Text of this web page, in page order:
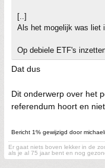
[..]
Als het mogelijk was liet
Op debiele ETF's
Dat dus
Dit onderwerp over het
referendum hoort en
Bericht 1% gewijzigd door
Er gaat niets boven lekker in de
als je al 75 jaar bent en nog